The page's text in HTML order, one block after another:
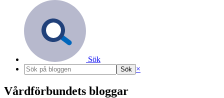
Sök
×
Vårdförbundets bloggar